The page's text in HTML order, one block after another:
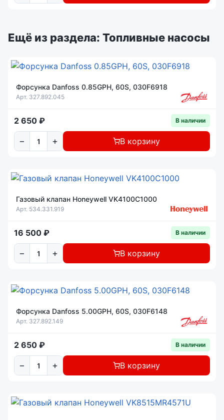
Ещё из раздела: Топливные насосы
Форсунка Danfoss 0.85GPH, 60S, 030F6918
Арт. 327.892.045
2 650 ₽ В наличии
− + В корзину
Газовый клапан Honeywell VK4100C1000
Арт. 534.331.919
16 500 ₽ В наличии
− + В корзину
Форсунка Danfoss 5.00GPH, 60S, 030F6148
Арт. 327.892.149
2 650 ₽ В наличии
− + В корзину